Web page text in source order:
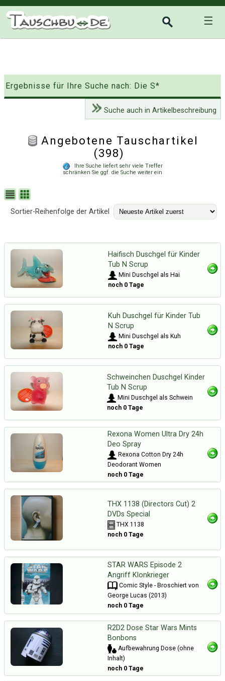
☰
Ergebnisse für Ihre Suche nach: Die S*
Suche auch in Artikelbeschreibung
Angebotene Tauschartikel
(398)
Ihre Suche liefert sehr viele Treffer
schränken Sie ggf. die Suche weiter ein
Sortier-Reihenfolge der Artikel
Haifisch Duschgel für Kinder
Tub N Scrup
Mini Duschgel als Hai
noch 0 Tage
Kuh Duschgel für Kinder Tub
N Scrup
Mini Duschgel als Kuh
noch 0 Tage
Schweinchen Duschgel Kinder
Tub N Scrup
Mini Duschgel als Schwein
noch 0 Tage
Rexona Women Ultra Dry 24h
Deo Spray
Rexona Cotton Dry 24h
Deodorant Women
noch 0 Tage
THX 1138 (Directors Cut) 2
DVDs Special
THX 1138
noch 0 Tage
STAR WARS Episode 2
Angriff Klonkrieger
Comic Style - Broschiert von
George Lucas (2013)
noch 0 Tage
R2D2 Dose Star Wars Mints
Bonbons
Aufbewahrung Dose (ohne
Inhalt)
noch 0 Tage